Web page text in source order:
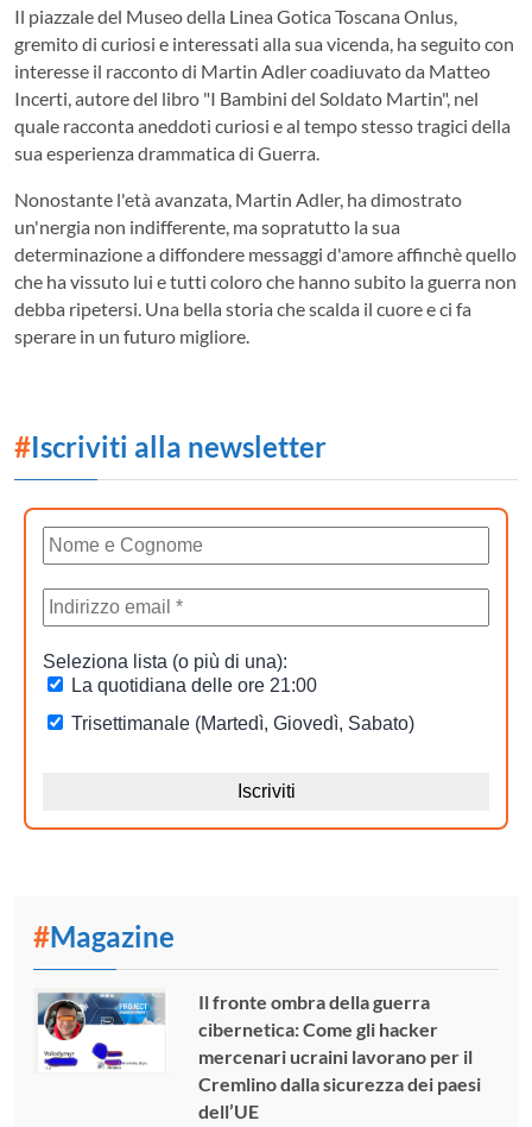
Il piazzale del Museo della Linea Gotica Toscana Onlus,
gremito di curiosi e interessati alla sua vicenda, ha seguito con
interesse il racconto di Martin Adler coadiuvato da Matteo
Incerti, autore del libro "I Bambini del Soldato Martin", nel
quale racconta aneddoti curiosi e al tempo stesso tragici della
sua esperienza drammatica di Guerra.
Nonostante l'età avanzata, Martin Adler, ha dimostrato
un'nergia non indifferente, ma sopratutto la sua
determinazione a diffondere messaggi d'amore affinchè quello
che ha vissuto lui e tutti coloro che hanno subito la guerra non
debba ripetersi. Una bella storia che scalda il cuore e ci fa
sperare in un futuro migliore.
#Iscriviti alla newsletter
#Magazine
Il fronte ombra della guerra
cibernetica: Come gli hacker
mercenari ucraini lavorano per il
Cremlino dalla sicurezza dei paesi
dell’UE